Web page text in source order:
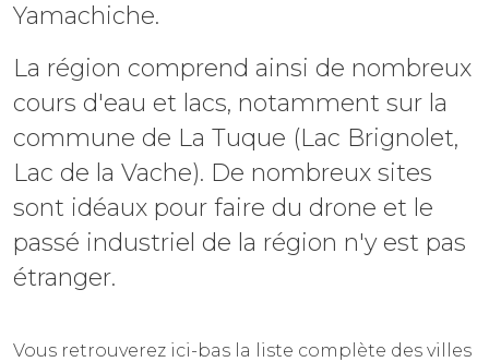
Yamachiche.
La région comprend ainsi de nombreux
cours d'eau et lacs, notamment sur la
commune de La Tuque (Lac Brignolet,
Lac de la Vache). De nombreux sites
sont idéaux pour faire du drone et le
passé industriel de la région n'y est pas
étranger.
Vous retrouverez ici-bas la liste complète des villes